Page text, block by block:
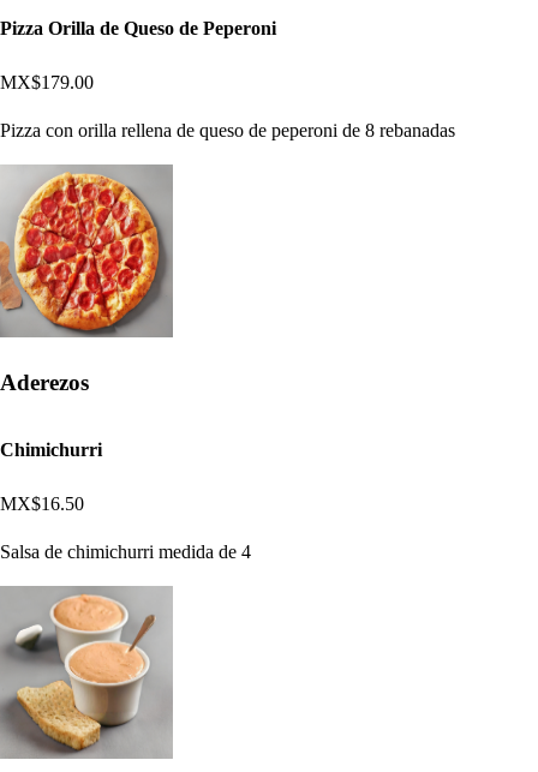
Pizza Orilla de Queso de Peperoni
MX$179.00
Pizza con orilla rellena de queso de peperoni de 8 rebanadas
Aderezos
Chimichurri
MX$16.50
Salsa de chimichurri medida de 4